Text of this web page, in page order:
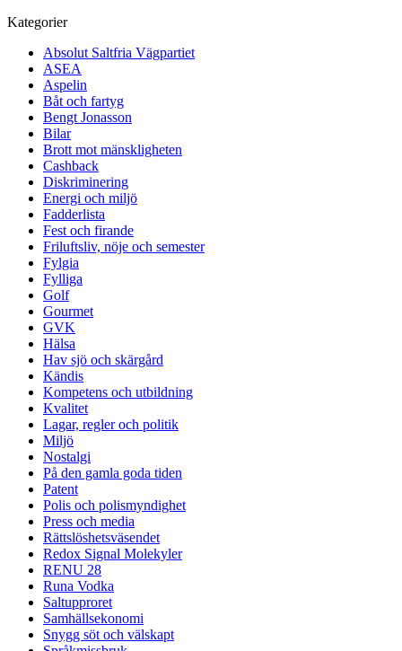
Kategorier
Absolut Saltfria Vägpartiet
ASEA
Aspelin
Båt och fartyg
Bengt Jonasson
Bilar
Brott mot mänskligheten
Cashback
Diskriminering
Energi och miljö
Fadderlista
Fest och firande
Friluftsliv, nöje och semester
Fylgia
Fylliga
Golf
Gourmet
GVK
Hälsa
Hav sjö och skärgård
Kändis
Kompetens och utbildning
Kvalitet
Lagar, regler och politik
Miljö
Nostalgi
På den gamla goda tiden
Patent
Polis och polismyndighet
Press och media
Rättslöshetsväsendet
Redox Signal Molekyler
RENU 28
Runa Vodka
Saltupproret
Samhällsekonomi
Snygg söt och välskapt